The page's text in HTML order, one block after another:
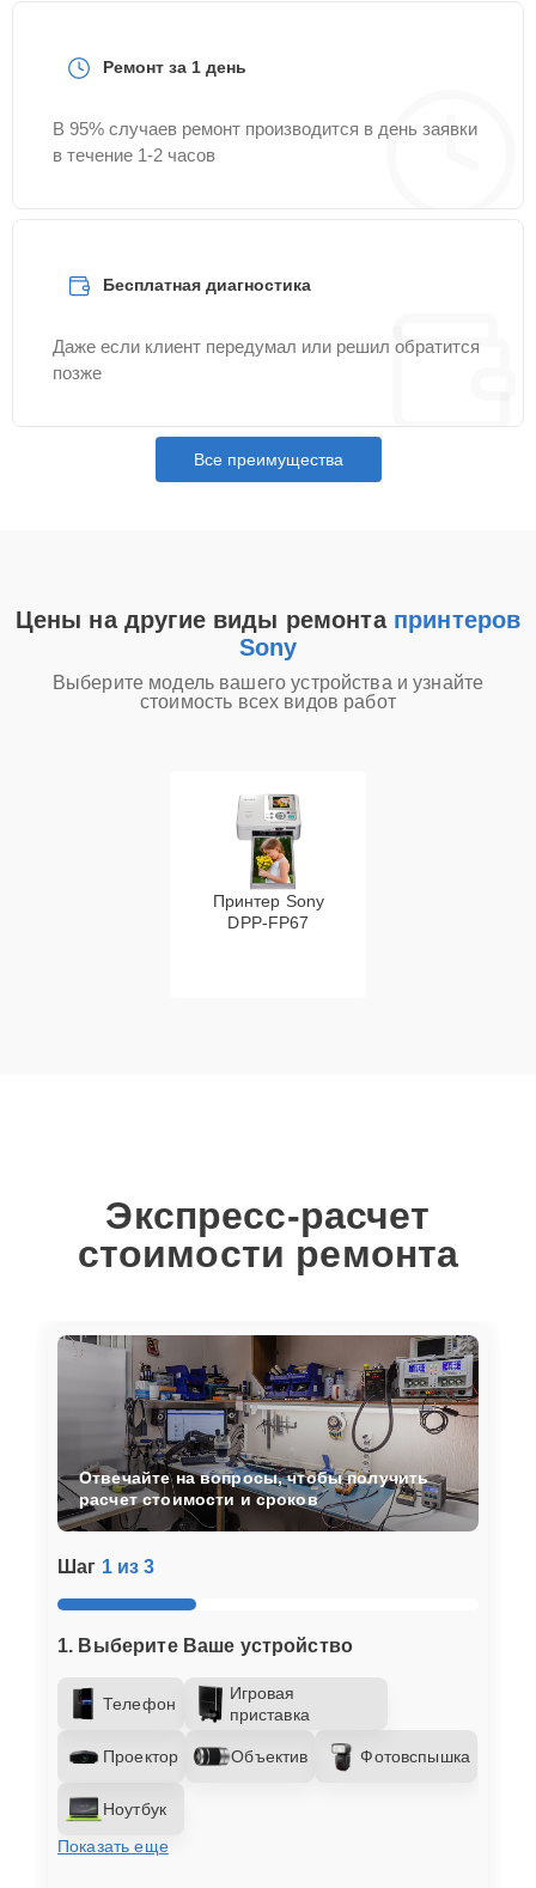
Ремонт за 1 день
В 95% случаев ремонт производится в день заявки
в течение 1-2 часов
Бесплатная диагностика
Даже если клиент передумал или решил обратится
позже
Все преимущества
Цены на другие виды ремонта принтеров
Sony
Выберите модель вашего устройства и узнайте
стоимость всех видов работ
Принтер Sony
DPP-FP67
Экспресс-расчет
стоимости ремонта
Шаг 1 из 3
1. Выберите Ваше устройство
Телефон
Игровая
приставка
Проектор Объектив Фотовспышка
Ноутбук
Показать еще
Отвечайте на вопросы, чтобы получить
расчет стоимости и сроков